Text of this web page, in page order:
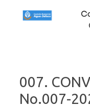
007.
No.007-